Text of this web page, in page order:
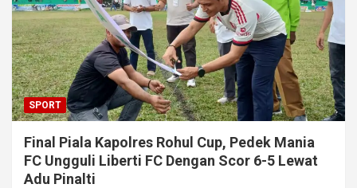
SPORT
Final Piala Kapolres Rohul Cup, Pedek Mania
FC Ungguli Liberti FC Dengan Scor 6-5 Lewat
Adu Pinalti